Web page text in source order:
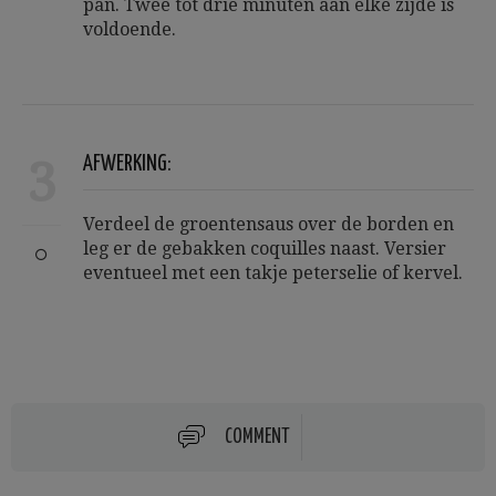
pan. Twee tot drie minuten aan elke zijde is
voldoende.
AFWERKING:
Verdeel de groentensaus over de borden en
leg er de gebakken coquilles naast. Versier
eventueel met een takje peterselie of kervel.
COMMENT